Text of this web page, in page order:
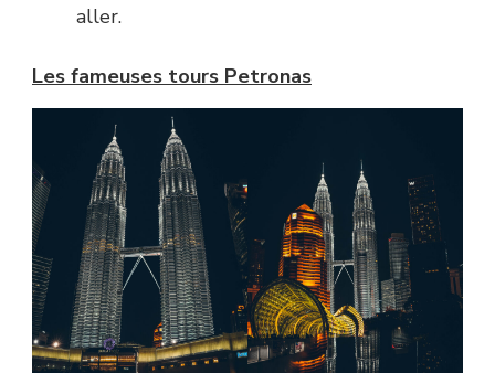
aller.
Les fameuses tours Petronas